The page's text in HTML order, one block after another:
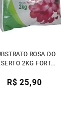
ROSA DO
2KG FORTH
R$ 25,90